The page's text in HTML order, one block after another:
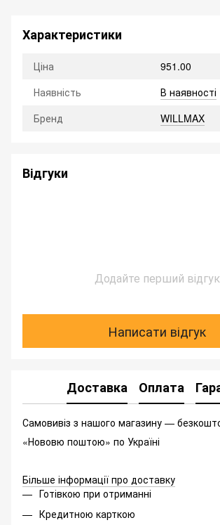
Характеристики
Ціна
951.00
Наявність
В наявності
Бренд
WILLMAX
Відгуки
Додайте перший відгук
Написати відгук
Доставка Оплата
Самовивіз з нашого магазину —
«Нововю поштою» по Україні
Більше інформації про доставку
Готівкою при отриманні
Кредитною карткою